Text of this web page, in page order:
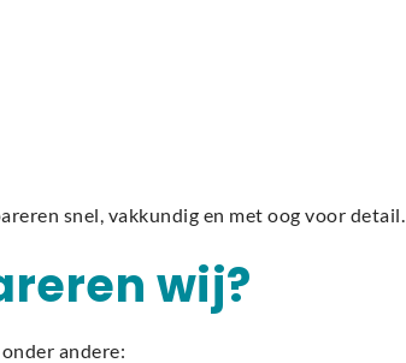
snel, vakkundig en met oog voor detail.
wij?
andere: